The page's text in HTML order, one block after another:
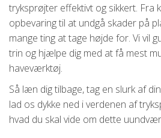
tryksprøjter effektivt og sikkert. Fra
opbevaring til at undgå skader på
mange ting at tage højde for. Vi vil
trin og hjælpe dig med at få mest
haveværktøj.
Så læn dig tilbage, tag en slurk af
lad os dykke ned i verdenen af
hvad du skal vide om dette